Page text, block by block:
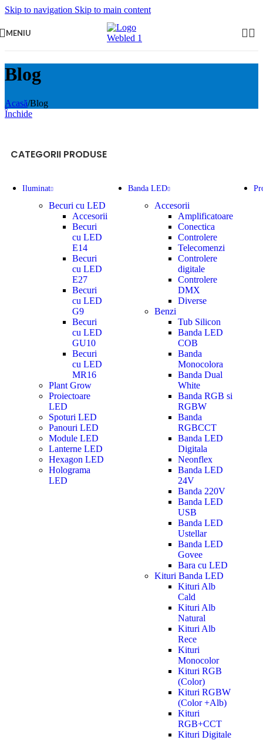
Skip to navigation Skip to main content
MENIU
Blog
Acasă/Blog
Închide
CATEGORII PRODUSE
Iluminat
Becuri cu LED
Accesorii
Becuri
cu LED
E14
Becuri
cu LED
E27
Becuri
cu LED
G9
Becuri
cu LED
GU10
Becuri
cu LED
MR16
Plant Grow
Proiectoare
LED
Spoturi LED
Panouri LED
Module LED
Lanterne LED
Hexagon LED
Holograma
LED
Banda LED
Accesorii
Amplificatoare
Conectica
Controlere
Telecomenzi
Controlere
digitale
Controlere
DMX
Diverse
Benzi
Tub Silicon
Banda LED
COB
Banda
Monocolora
Banda Dual
White
Banda RGB si
RGBW
Banda
RGBCCT
Banda LED
Digitala
Neonflex
Banda LED
24V
Banda 220V
Banda LED
USB
Banda LED
Ustellar
Banda LED
Govee
Bara cu LED
Kituri Banda LED
Kituri Alb
Cald
Kituri Alb
Natural
Kituri Alb
Rece
Kituri
Monocolor
Kituri RGB
(Color)
Kituri RGBW
(Color +Alb)
Kituri
RGB+CCT
Kituri Digitale